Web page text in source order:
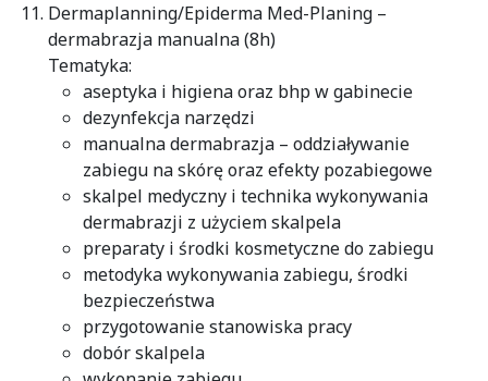
Dermaplanning/Epiderma Med-Planing –
dermabrazja manualna (8h)
Tematyka:
aseptyka i higiena oraz bhp w gabinecie
dezynfekcja narzędzi
manualna dermabrazja – oddziaływanie
zabiegu na skórę oraz efekty pozabiegowe
skalpel medyczny i technika wykonywania
dermabrazji z użyciem skalpela
preparaty i środki kosmetyczne do zabiegu
metodyka wykonywania zabiegu, środki
bezpieczeństwa
przygotowanie stanowiska pracy
dobór skalpela